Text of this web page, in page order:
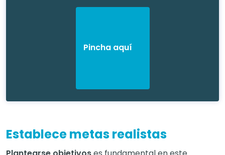
Pincha aquí
Establece metas realistas